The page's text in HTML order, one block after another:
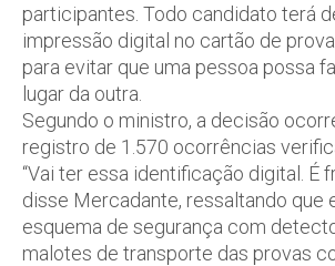
participantes. Todo candidato terá
impressão digital no cartão de
para evitar que uma pessoa possa
lugar da outra.
Segundo o ministro, a decisão
registro de 1.570 ocorrências
“Vai ter essa identificação digital. É
disse Mercadante, ressaltando que
esquema de segurança com
malotes de transporte das provas